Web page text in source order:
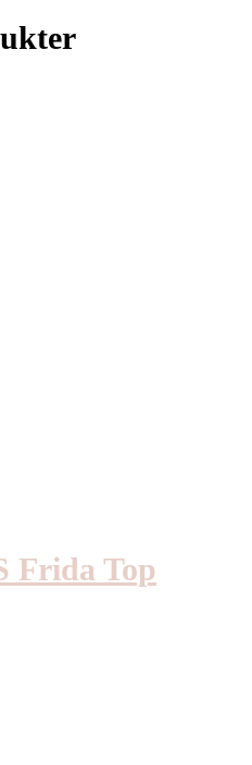
Frida Top